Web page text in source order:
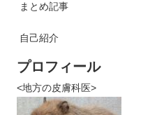
まとめ記事
自己紹介
プロフィール
<地方の皮膚科医>